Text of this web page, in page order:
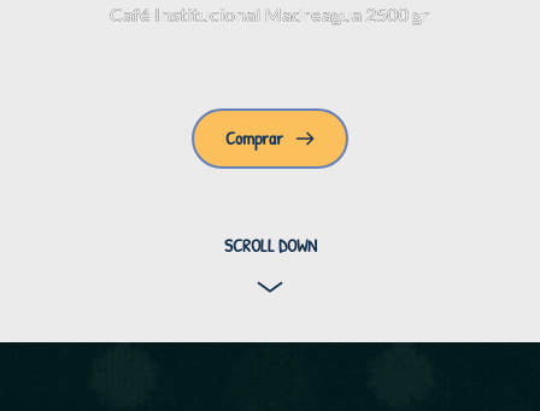
Café Institucional Madreagua 2500 gr
Comprar
SCROLL DOWN